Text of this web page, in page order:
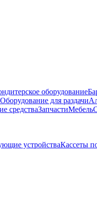
оборудование
Оборудование для раздачи
средстваЗапчастиМебель
устройстваКассеты